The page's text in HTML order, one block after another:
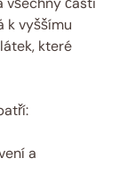
k vyššímu
které
a